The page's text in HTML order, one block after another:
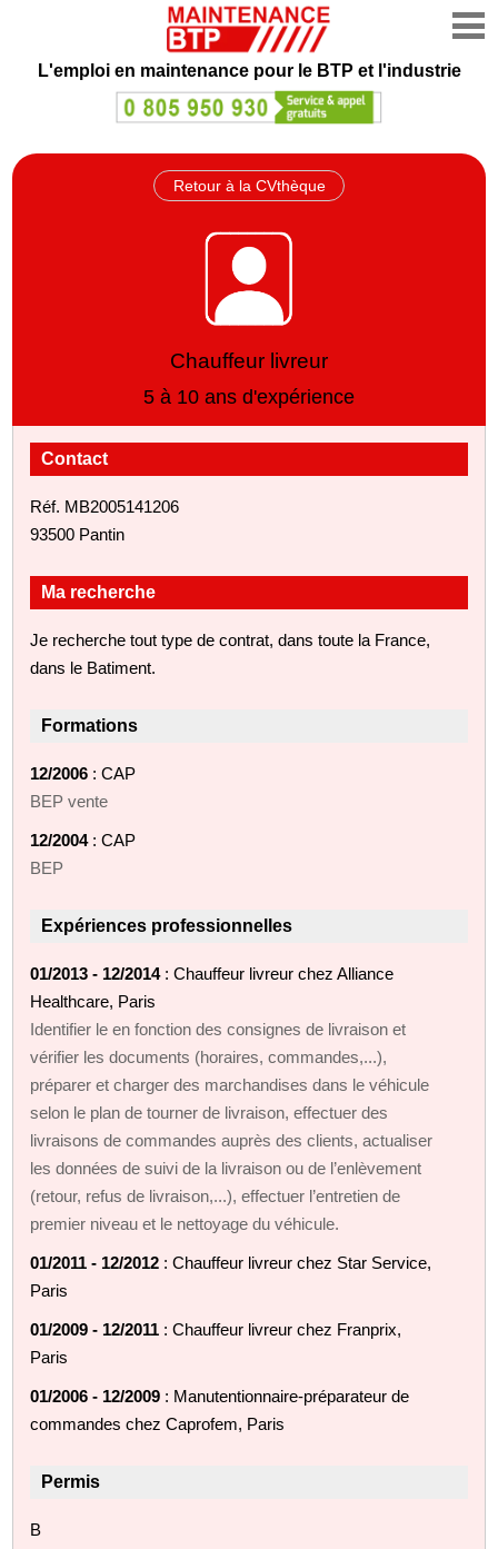
L'emploi en maintenance pour le BTP et l'industrie
Retour à la CVthèque
Chauffeur livreur
5 à 10 ans d'expérience
Contact
Réf. MB2005141206
93500 Pantin
Ma recherche
Je recherche tout type de contrat, dans toute la France,
dans le Batiment.
Formations
12/2006 : CAP
BEP vente
12/2004: CAP
BEP
Expériences professionnelles
01/2013 - 12/2014: Chauffeur livreur chez Alliance
Healthcare, Paris
Identifier le en fonction des consignes de livraison et
vérifier les documents (horaires, commandes,...),
préparer et charger des marchandises dans le véhicule
selon le plan de tourner de livraison, effectuer des
livraisons de commandes auprès des clients, actualiser
les données de suivi de la livraison ou de l’enlèvement
(retour, refus de livraison,...), effectuer l’entretien de
premier niveau et le nettoyage du véhicule.
01/2011 - 12/2012 : Chauffeur livreur chez Star Service,
Paris
01/2009 - 12/2011 : Chauffeur livreur chez Franprix,
Paris
01/2006 - 12/2009 : Manutentionnaire-préparateur de
commandes chez Caprofem, Paris
Permis
B